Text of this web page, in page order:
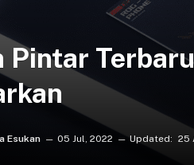
Pintar
Esukan 05 Jul, 2022 Updated: 25